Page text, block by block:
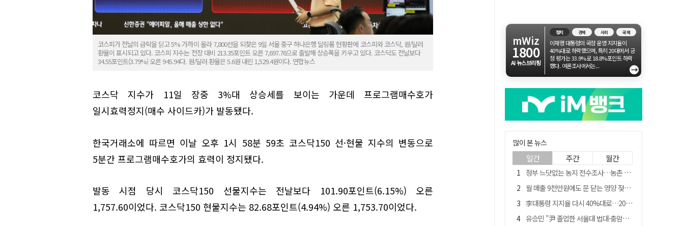
코스피가 전날의 급락을 딛고 5% 가까이 올라 7,800선을 되찾은 9일 서울 중구 하나은행 딜링룸 현황판에 코스피와 코스닥, 원/달러
환율이 표시되고 있다. 코스피 지수는 전장 대비 213.35포인트 오른 7,697.76으로 출발해 상승폭을 키우고 있다. 코스닥도 전날보다
34.55포인트(3.79%) 오른 945.94다. 원/달러 환율은 5.6원 내린 1,529.4원이다. 연합뉴스
코스닥 지수가 11일 장중 3%대 상승세를 보이는 가운데 프로그램매수호가
일시효력정지(매수 사이드카)가 발동됐다.
한국거래소에 따르면 이날 오후 1시 58분 59초 코스닥150 선·현물 지수의 변동으로
5분간 프로그램매수호가의 효력이 정지됐다.
발동 시점 당시 코스닥150 선물지수는 전날보다 101.90포인트(6.15%) 오른
1,757.60이었다. 코스닥150 현물지수는 82.68포인트(4.94%) 오른 1,753.70이었다.
mWiz
1800
AI 뉴스브리핑
정치 경제 사회 국제
이재명 대통령의 국정 운영 지지율이
40%대로 하락했으며, 특히 20대에서 긍
정 평가는 33.9%로 18.8%포인트 하락
했다. 여론조사에서는...
→
많이 본 뉴스
일간 주간 월간
정부 느닷없는 농지 전수조사…농촌 들쑤시는 '경자유전'의 칼날
월 매출 9천만원에도 문 닫는 영양 젖소농장… "일할 사람이 없어"
李대통령 지지율 다시 40%대로…20대는 18.8%p 급락
유승민 "尹 졸업한 서울대 법대·충암고도 없애야"…李 육사 통합 직격